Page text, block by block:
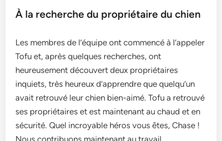
À la recherche du propriétaire du chien
Les membres de l’équipe ont commencé à l’appeler
Tofu et, après quelques recherches, ont
heureusement découvert deux propriétaires
inquiets, très heureux d’apprendre que quelqu’un
avait retrouvé leur chien bien-aimé. Tofu a retrouvé
ses propriétaires et est maintenant au chaud et en
sécurité. Quel incroyable héros vous êtes, Chase !
Nous contribuons maintenant au travail